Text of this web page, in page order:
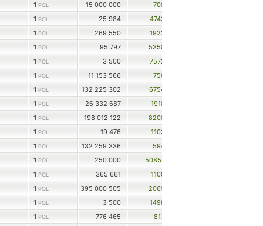
1 POL 15 000 000
708
1 POL 25 984
4743
1 POL 269 550
1922
1 POL 95 797
5358
1 POL 3 500
7572
1 POL 11 153 566
750
1 POL 132 225 302
6754
1 POL 26 332 687
1918
1 POL 198 012 122
8208
1 POL 19 476
1103
1 POL 132 259 336
594
1 POL 250 000
50857
1 POL 365 661
1109
1 POL 395 000 505
2069
1 POL 3 500
1498
1 POL 776 465
813